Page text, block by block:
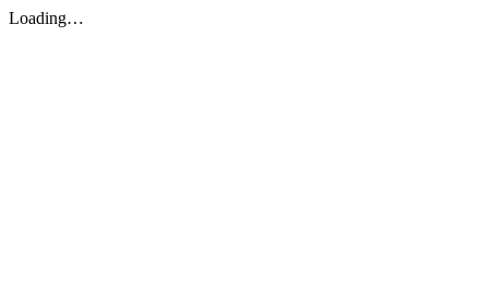
Loading…